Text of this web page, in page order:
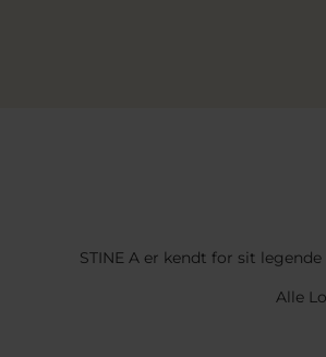
STINE A er kendt for sit
Alle